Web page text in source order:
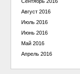
Август 2016
Июль 2016
Июнь 2016
Май 2016
Апрель 2016